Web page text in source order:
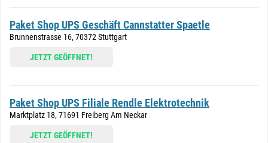
Paket Shop UPS Geschäft Cannstatter Spaetle
Brunnenstrasse 16, 70372 Stuttgart
JETZT GEÖFFNET!
Paket Shop UPS Filiale Rendle Elektrotechnik
Marktplatz 18, 71691 Freiberg Am Neckar
JETZT GEÖFFNET!